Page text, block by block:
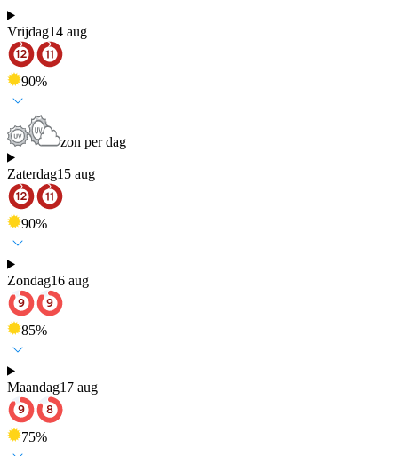
Vrijdag14 aug
90%
zon per dag
Zaterdag15 aug
90%
Zondag16 aug
85%
Maandag17 aug
75%